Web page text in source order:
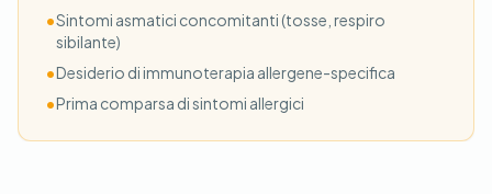
•Sintomi asmatici concomitanti (tosse, respiro
sibilante)
•Desiderio di immunoterapia allergene-specifica
•Prima comparsa di sintomi allergici